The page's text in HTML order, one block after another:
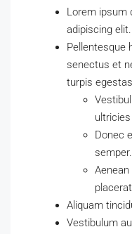
Lorem ipsum
adipiscing elit.
Pellentesque
senectus et
turpis
Donec
semper.
Aliquam
Vestibulum